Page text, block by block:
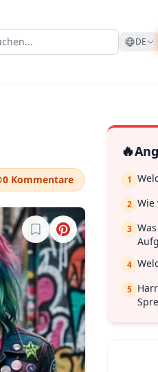
DE
0 Kommentare
Melde dich an, um zu
🔥
1
2 Wie
3
4
5